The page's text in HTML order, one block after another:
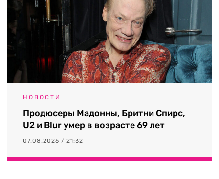
НОВОСТИ
Продюсеры Мадонны, Бритни Спирс,
U2 и Blur умер в возрасте 69 лет
07.08.2026 / 21:32